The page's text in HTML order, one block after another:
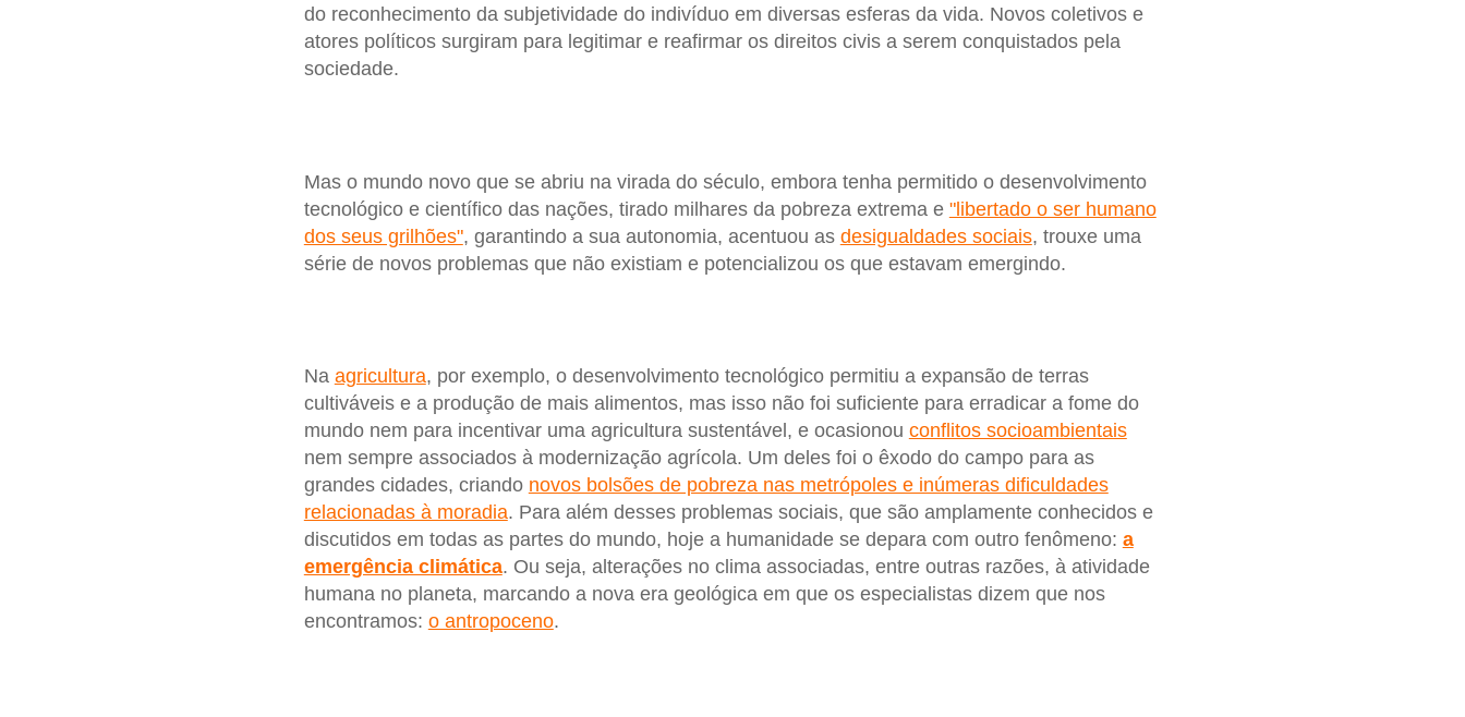
do reconhecimento da subjetividade do indivíduo em diversas esferas da vida. Novos coletivos e
atores políticos surgiram para legitimar e reafirmar os direitos civis a serem conquistados pela
sociedade.
Mas o mundo novo que se abriu na virada do século, embora tenha permitido o desenvolvimento
tecnológico e científico das nações, tirado milhares da pobreza extrema e "libertado o ser humano
dos seus grilhões", garantindo a sua autonomia, acentuou as desigualdades sociais, trouxe uma
série de novos problemas que não existiam e potencializou os que estavam emergindo.
Na agricultura, por exemplo, o desenvolvimento tecnológico permitiu a expansão de terras
cultiváveis e a produção de mais alimentos, mas isso não foi suficiente para erradicar a fome do
mundo nem para incentivar uma agricultura sustentável, e ocasionou conflitos socioambientais
nem sempre associados à modernização agrícola. Um deles foi o êxodo do campo para as
grandes cidades, criando novos bolsões de pobreza nas metrópoles e inúmeras dificuldades
relacionadas à moradia. Para além desses problemas sociais, que são amplamente conhecidos e
discutidos em todas as partes do mundo, hoje a humanidade se depara com outro fenômeno: a
emergência climática. Ou seja, alterações no clima associadas, entre outras razões, à atividade
humana no planeta, marcando a nova era geológica em que os especialistas dizem que nos
encontramos: o antropoceno.